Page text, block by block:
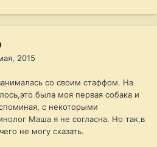
2015
со своим стаффом. На
была моя первая собака и
с некоторыми
Маша я не согласна. Но так,в
не могу сказать.